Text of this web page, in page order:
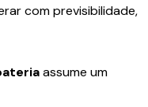
com previsibilidade,
assume um